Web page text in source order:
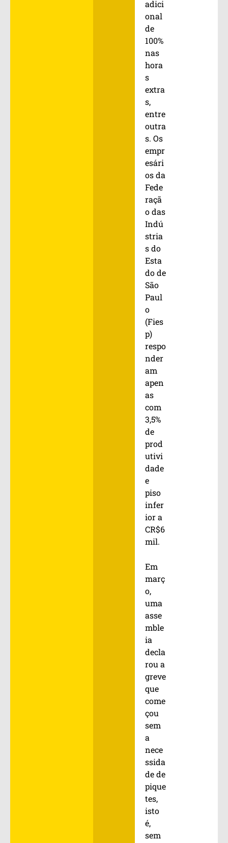
adici
onal
de
100%
nas
hora
s
extra
s,
entre
outra
s. Os
empr
esári
os da
Fede
raçã
o das
Indú
stria
s do
Esta
do de
São
Paul
o
(Fies
p)
respo
nder
am
apen
as
com
3,5%
de
prod
utivi
dade
e
piso
infer
ior a
CR$6
mil.
Em
març
o,
uma
asse
mble
ia
decla
rou a
greve
que
come
çou
sem
a
nece
ssida
de de
pique
tes,
isto
é,
sem